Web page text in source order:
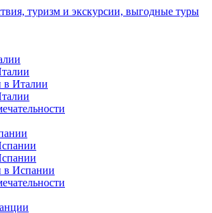
в Италии
в Испании